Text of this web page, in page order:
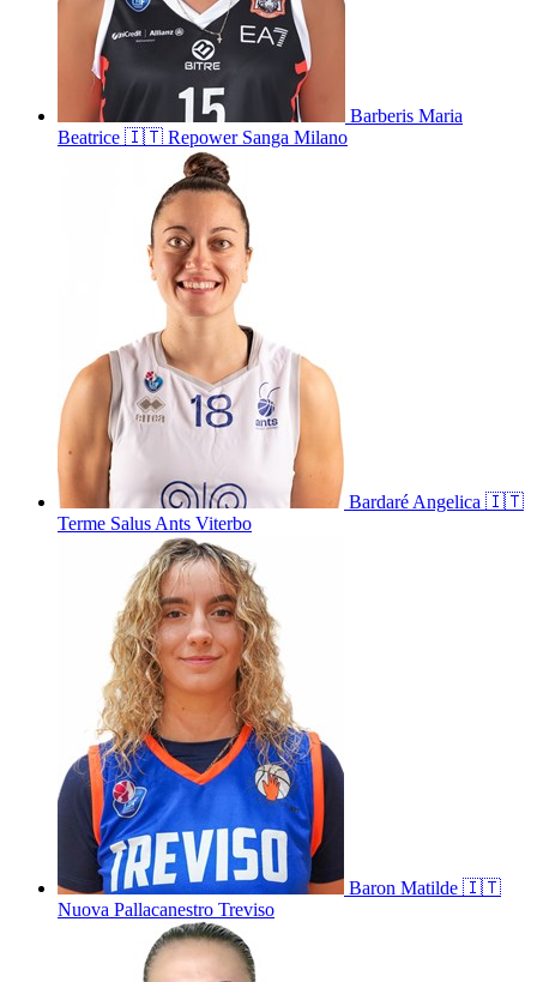
Barberis Maria
Beatrice 🇮🇹 Repower Sanga Milano
Bardaré Angelica 🇮🇹
Terme Salus Ants Viterbo
Baron Matilde 🇮🇹
Nuova Pallacanestro Treviso